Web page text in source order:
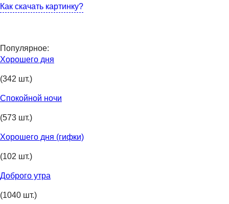
Как скачать картинку?
Популярное:
Хорошего дня
(342 шт.)
Спокойной ночи
(573 шт.)
Хорошего дня (гифки)
(102 шт.)
Доброго утра
(1040 шт.)